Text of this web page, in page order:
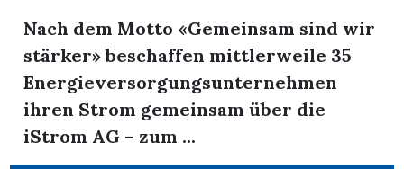
Nach dem Motto «Gemeinsam sind wir
stärker» beschaffen mittlerweile 35
Energieversorgungsunternehmen
ihren Strom gemeinsam über die
iStrom AG – zum ...